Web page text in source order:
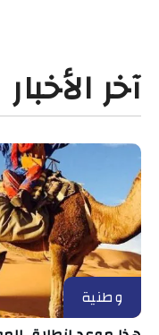
آخر الأخبار
وطنية